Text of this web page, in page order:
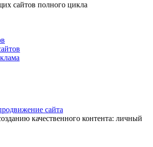
сайтов полного цикла
сайта
качественного контента: личный